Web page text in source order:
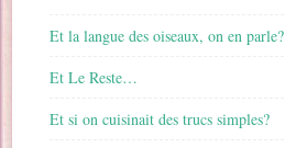
Et la langue des oiseaux, on en parle?
Et Le Reste…
Et si on cuisinait des trucs simples?